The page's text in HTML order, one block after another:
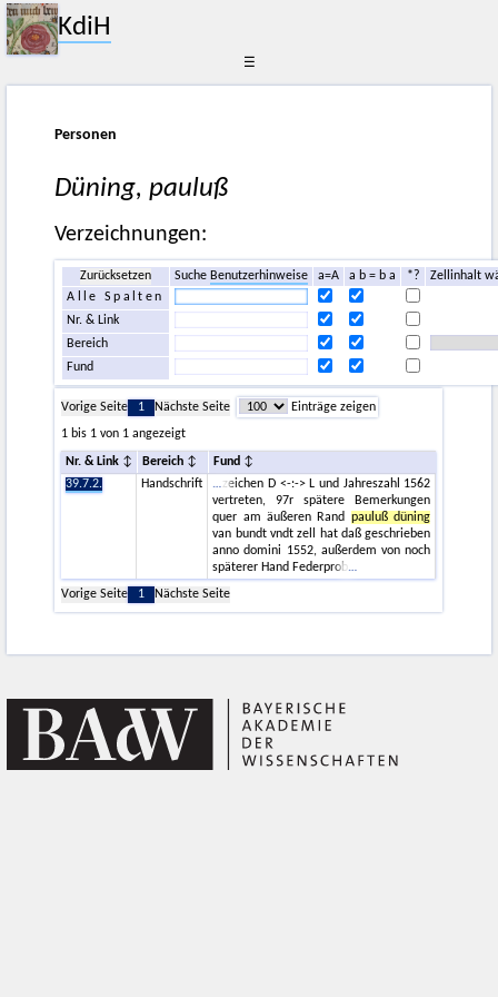
KdiH
☰
Personen
Düning, pauluß
Verzeichnungen:
Zurücksetzen SucheBenutzerhinweise a=A a b = b a *?
Zellinhalt
Alle Spalten
Nr. & Link
Bereich
Fund
Vorige Seite 1 Nächste Seite
Einträge zeigen
1 bis 1 von 1 angezeigt
Nr. & Link Bereich
Fund
39.7.2.
Handschrift
zeichen D <-:-> L und Jahreszahl 1562
vertreten, 97r spätere Bemerkungen
quer am äußeren Rand pauluß düning
van bundt vndt zell hat daß geschrieben
anno domini 1552, außerdem von noch
späterer Hand Federprob
Vorige Seite
1 Nächste Seite